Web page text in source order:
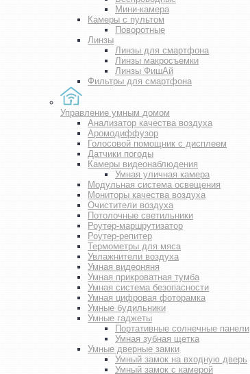
Мини-камера
Камеры с пультом
Поворотные
Линзы
Линзы для смартфона
Линзы макросъемки
Линзы ФишАй
Фильтры для смартфона
Управление умным домом
Анализатор качества воздуха
Аромодиффузор
Голосовой помощник с дисплеем
Датчики погоды
Камеры видеонаблюдения
Умная уличная камера
Модульная система освещения
Мониторы качества воздуха
Очистители воздуха
Потолочные светильники
Роутер-маршрутизатор
Роутер-репитер
Термометры для мяса
Увлажнители воздуха
Умная видеоняня
Умная прикроватная тумба
Умная система безопасности
Умная цифровая фоторамка
Умные будильники
Умные гаджеты
Портативные солнечные панели
Умная зубная щетка
Умные дверные замки
Умный замок на входную дверь
Умный замок с камерой